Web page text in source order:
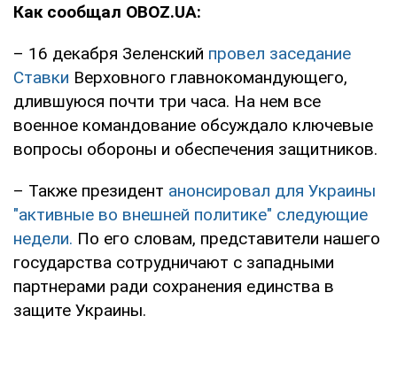
Как сообщал OBOZ.UA:
– 16 декабря Зеленский провел заседание
Ставки Верховного главнокомандующего,
длившуюся почти три часа. На нем все
военное командование обсуждало ключевые
вопросы обороны и обеспечения защитников.
– Также президент анонсировал для Украины
"активные во внешней политике" следующие
недели. По его словам, представители нашего
государства сотрудничают с западными
партнерами ради сохранения единства в
защите Украины.